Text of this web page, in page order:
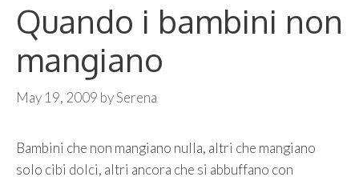
Quando i bambini non
mangiano
May 19, 2009 bySerena
Bambini che non mangiano nulla, altri che mangiano
solo cibi dolci, altri ancora che si abbuffano con